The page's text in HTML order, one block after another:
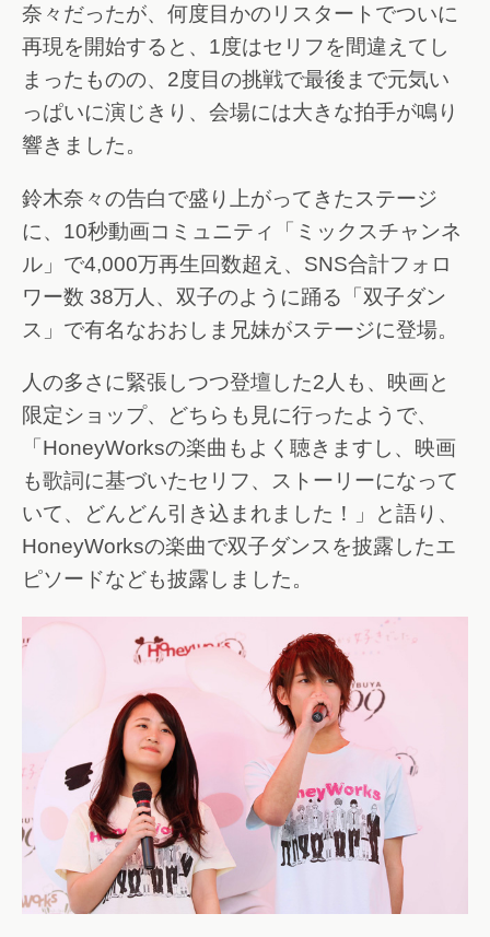
奈々だったが、何度目かのリスタートでついに
再現を開始すると、1度はセリフを間違えてし
まったものの、2度目の挑戦で最後まで元気い
っぱいに演じきり、会場には大きな拍手が鳴り
響きました。
鈴木奈々の告白で盛り上がってきたステージ
に、10秒動画コミュニティ「ミックスチャンネ
ル」で4,000万再生回数超え、SNS合計フォロ
ワー数 38万人、双子のように踊る「双子ダン
ス」で有名なおおしま兄妹がステージに登場。
人の多さに緊張しつつ登壇した2人も、映画と
限定ショップ、どちらも見に行ったようで、
「HoneyWorksの楽曲もよく聴きますし、映画
も歌詞に基づいたセリフ、ストーリーになって
いて、どんどん引き込まれました！」と語り、
HoneyWorksの楽曲で双子ダンスを披露したエ
ピソードなども披露しました。